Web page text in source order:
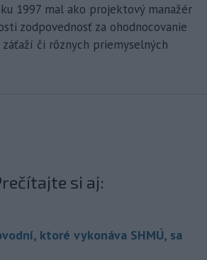
1997 mal ako projektový manažér
zodpovednosť za ohodnocovanie
či rôznych priemyselných
si aj:
ktoré vykonáva SHMÚ, sa